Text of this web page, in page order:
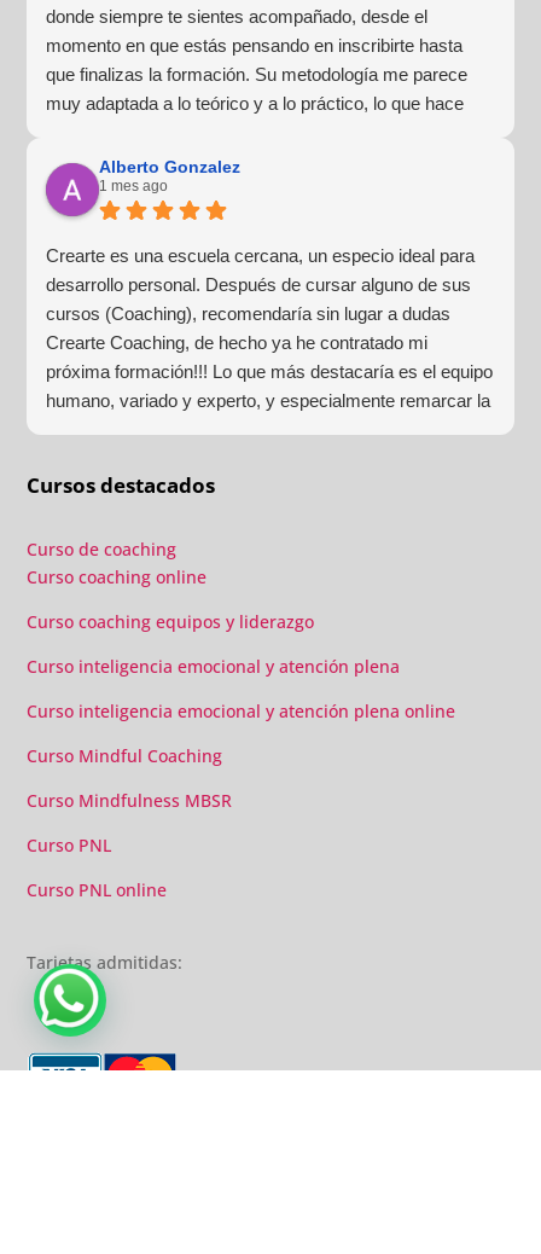
donde siempre te sientes acompañado, desde el
momento en que estás pensando en inscribirte hasta
que finalizas la formación. Su metodología me parece
muy adaptada a lo teórico y a lo práctico, lo que hace
¡Para mí fue una excelente experiencia!
Alberto Gonzalez
1 mes ago
Crearte es una escuela cercana, un especio ideal para
desarrollo personal. Después de cursar alguno de sus
cursos (Coaching), recomendaría sin lugar a dudas
Crearte Coaching, de hecho ya he contratado mi
próxima formación!!! Lo que más destacaría es el equipo
humano, variado y experto, y especialmente remarcar la
añadido con multitud de formaciones, seminarios y
gran liderazgo de Beatriz Ricondo!!!
Cursos destacados
Curso de coaching
Curso coaching online
Curso coaching equipos y liderazgo
Curso inteligencia emocional y atención plena
Curso inteligencia emocional y atención plena online
Curso Mindful Coaching
Curso Mindfulness MBSR
Curso PNL
Curso PNL online
Tarjetas admitidas: